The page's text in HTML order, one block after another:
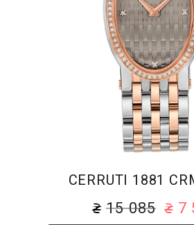
CERRUTI 1881
15 085 7